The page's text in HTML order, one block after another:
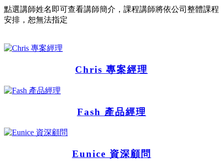
點選講師姓名即可查看講師簡介，課程講師將依公司整體課程
安排，恕無法指定
Chris 專案經理
Fash 產品經理
Eunice 資深顧問